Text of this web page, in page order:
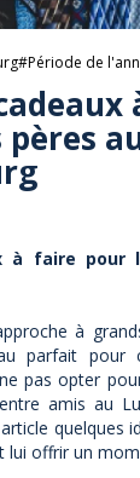
#Période de
à faire
à
parfait pour
pas opter
amis au
quelques
lui offrir un